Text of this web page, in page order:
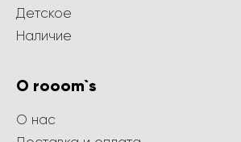
Детское
Наличие
О rooom`s
О нас